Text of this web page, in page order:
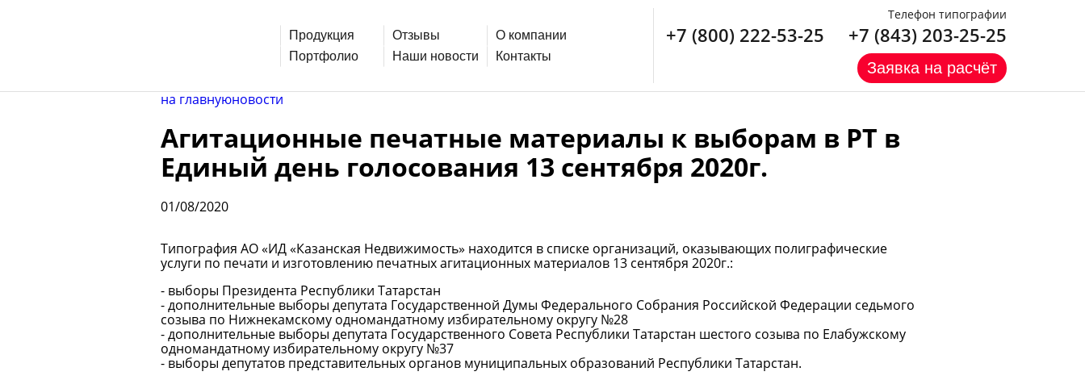
Продукция
Портфолио
Отзывы
Наши новости
О компании
Контакты
Телефон типографии
+7 (800) 222-53-25 +7 (843) 203-25-25
Заявка на расчёт
на главнуюновости
Агитационные печатные материалы к выборам в РТ в
Единый день голосования 13 сентября 2020г.
01/08/2020
Типография АО «ИД «Казанская Недвижимость» находится в списке организаций, оказывающих полиграфические
услуги по печати и изготовлению печатных агитационных материалов 13 сентября 2020г.:
- выборы Президента Республики Татарстан
- дополнительные выборы депутата Государственной Думы Федерального Собрания Российской Федерации седьмого
созыва по Нижнекамскому одномандатному избирательному округу №28
- дополнительные выборы депутата Государственного Совета Республики Татарстан шестого созыва по Елабужскому
одномандатному избирательному округу №37
- выборы депутатов представительных органов муниципальных образований Республики Татарстан.